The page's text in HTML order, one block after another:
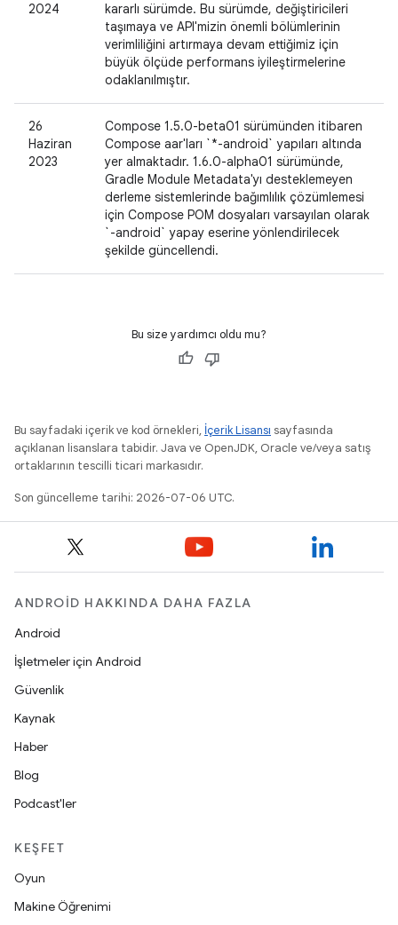
2024
kararlı sürümde. Bu sürümde, değiştiricileri
taşımaya ve API'mizin önemli bölümlerinin
verimliliğini artırmaya devam ettiğimiz için
büyük ölçüde performans iyileştirmelerine
odaklanılmıştır.
26
Haziran
2023
Compose 1.5.0-beta01 sürümünden itibaren
Compose aar'ları `*-android` yapıları altında
yer almaktadır. 1.6.0-alpha01 sürümünde,
Gradle Module Metadata'yı desteklemeyen
derleme sistemlerinde bağımlılık çözümlemesi
için Compose POM dosyaları varsayılan olarak
`-android` yapay eserine yönlendirilecek
şekilde güncellendi.
Bu size yardımcı oldu mu?
Bu sayfadaki içerik ve kod örnekleri, İçerik Lisansı sayfasında
açıklanan lisanslara tabidir. Java ve OpenJDK, Oracle ve/veya satış
ortaklarının tescilli ticari markasıdır.
Son güncelleme tarihi: 2026-07-06 UTC.
ANDROID HAKKINDA DAHA FAZLA
Android
İşletmeler için Android
Güvenlik
Kaynak
Haber
Blog
Podcast'ler
KEŞFET
Oyun
Makine Öğrenimi